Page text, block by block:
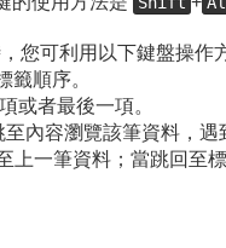
您可利用以下鍵盤操作
籤順序。
或者最後一項。
至內容瀏覽該筆資料，遇
上一筆資料；當跳回至